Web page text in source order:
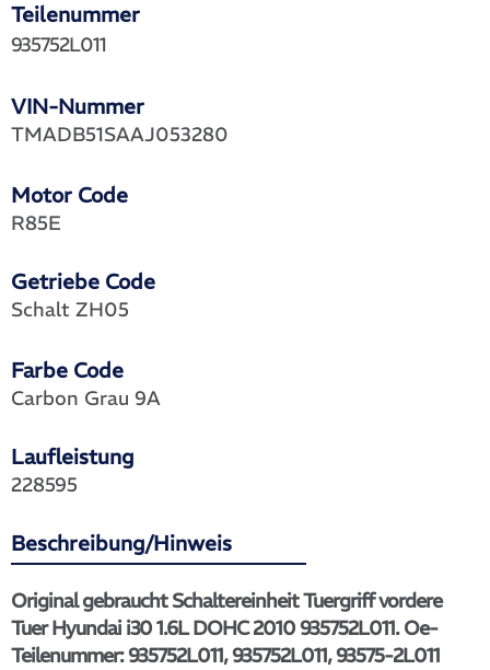
Teilenummer
VIN-Nummer
935752L011
TMADB51SAAJ053280
Motor Code
Getriebe Code
R85E
Schalt ZH05
Farbe Code
Laufleistung
Carbon Grau 9A
228595
Beschreibung/Hinweis
Original gebraucht Schaltereinheit Tuergriff vordere
Tuer Hyundai i30 1.6L DOHC 2010 935752L011. Oe-
Teilenummer: 935752L011, 935752L011, 93575-2L011